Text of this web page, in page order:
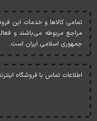
تمامی کالاها و خدمات اين
مراجع مربوطه می‌باشند و
جمهوری اسلامی ايران است.
اطلاعات تماس با فروشگاه